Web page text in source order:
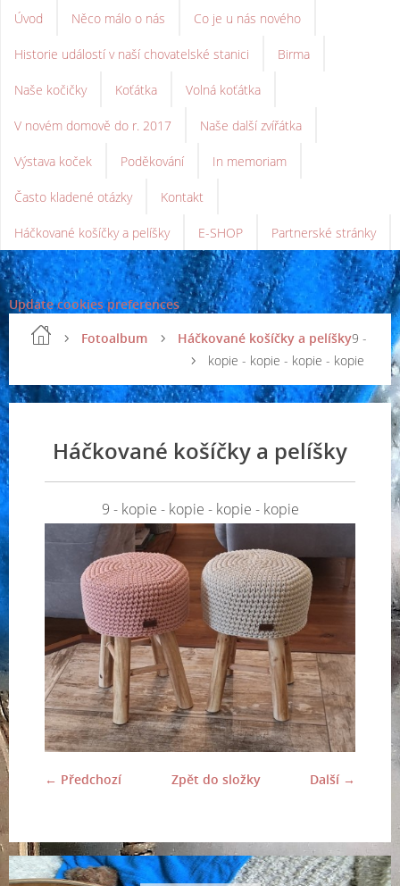
Úvod Něco málo o nás Co je u nás nového
Historie událostí v naší chovatelské stanici Birma
Naše kočičky Koťátka Volná koťátka
V novém domově do r. 2017 Naše další zvířátka
Výstava koček Poděkování In memoriam
Často kladené otázky Kontakt
Háčkované košíčky a pelíšky E-SHOP Partnerské stránky
Update cookies preferences
Fotoalbum
Háčkované košíčky a pelíšky9 -
kopie - kopie - kopie - kopie
Háčkované košíčky a pelíšky
9 - kopie - kopie - kopie - kopie
← Předchozí Další →
Zpět do složky